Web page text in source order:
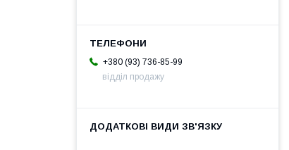
+380 (93) 736-85-99
відділ продажу